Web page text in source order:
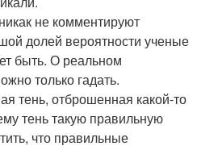
не комментируют
долей вероятности ученые
быть. О реальном
только гадать.
тень, отброшенная какой-то
тень такую правильную
что правильные